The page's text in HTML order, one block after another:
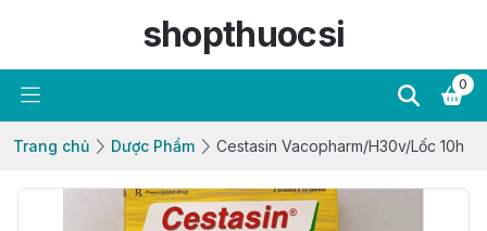
shopthuocsi
0
Trang chủ Dược Phẩm Cestasin Vacopharm/H30v/Lốc 10h